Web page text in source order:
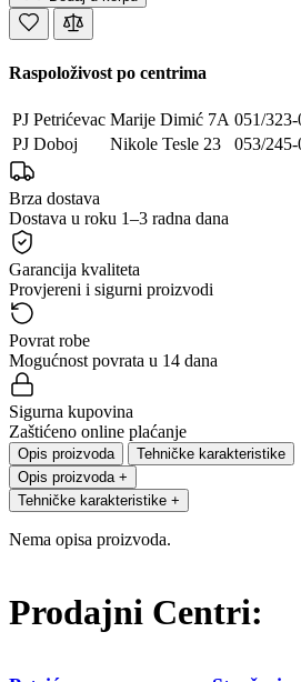
Raspoloživost po centrima
PJ Petrićevac Marije Dimić 7A 051/323-
PJ Doboj
Nikole Tesle 23 053/245-
Brza dostava
Dostava u roku 1–3 radna dana
Garancija kvaliteta
Provjereni i sigurni proizvodi
Povrat robe
Mogućnost povrata u 14 dana
Sigurna kupovina
Zaštićeno online plaćanje
Opis proizvoda
Tehničke karakteristike
Opis proizvoda +
Tehničke karakteristike +
Nema opisa proizvoda.
Prodajni Centri: